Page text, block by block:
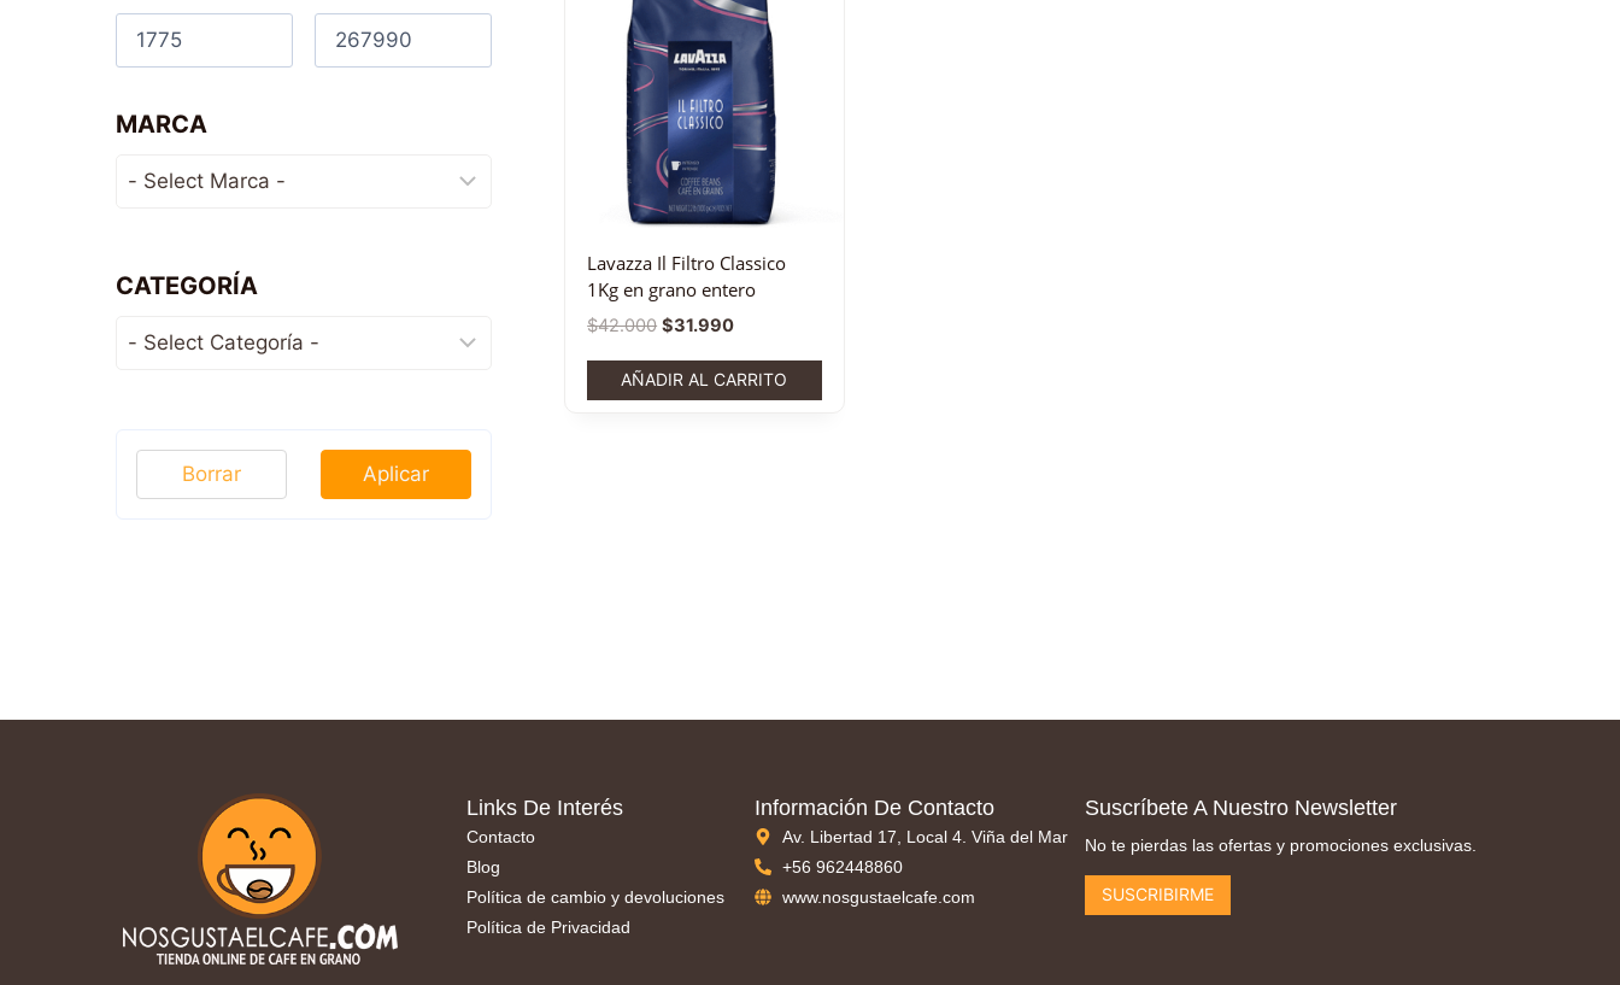
Lavazza Il Filtro Classico
1Kg en grano entero
$42.000 $31.990
AÑADIR AL CARRITO
MARCA
CATEGORÍA
Aplicar
Borrar
Links De Interés
Contacto
Blog
Política de cambio y devoluciones
Política de Privacidad
Información De Contacto
Av. Libertad 17, Local 4. Viña del Mar
+56 962448860
www.nosgustaelcafe.com
Suscríbete A Nuestro Newsletter
No te pierdas las ofertas y promociones exclusivas.
SUSCRIBIRME